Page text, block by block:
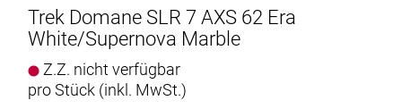
Schutzblechösen, Flat Mount-
Scheibenbremsaufnahme Carbonausfallenden,
12 x 100 mm-Steckachse
Schaltwerk vorne: SRAM Force AXS, Anlötversion
Trek Domane SLR 7 AXS 62 Era
White/Supernova Marble
Z.Z. nicht verfügbar
pro Stück (inkl. MwSt.)